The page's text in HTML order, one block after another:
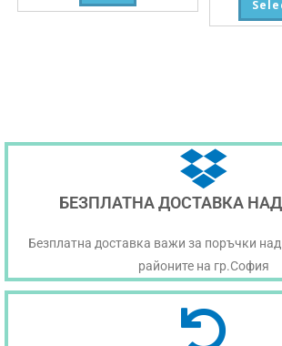
БЕЗПЛАТНА ДОСТАВКА НАД
Безплатна доставка важи за поръчки
районите на гр.София